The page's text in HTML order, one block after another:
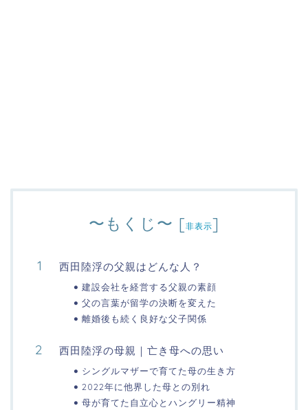
〜もくじ〜 [非表示]
西田陸浮の父親はどんな人？
建設会社を経営する父親の素顔
父の言葉が留学の決断を変えた
離婚後も続く良好な父子関係
西田陸浮の母親｜亡き母への思い
シングルマザーで育てた母の生き方
2022年に他界した母との別れ
母が育てた自立心とハングリー精神